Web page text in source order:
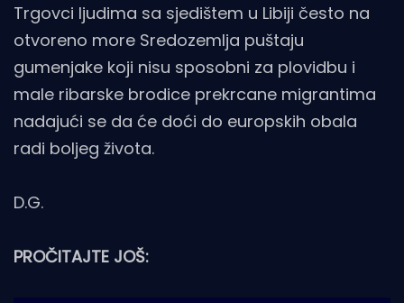
Trgovci ljudima sa sjedištem u Libiji često na
otvoreno more Sredozemlja puštaju
gumenjake koji nisu sposobni za plovidbu i
male ribarske brodice prekrcane migrantima
nadajući se da će doći do europskih obala
radi boljeg života.
D.G.
PROČITAJTE JOŠ: